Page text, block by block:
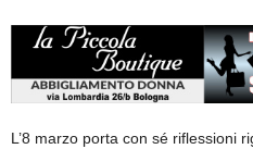
L’8 marzo porta con sé riflessioni